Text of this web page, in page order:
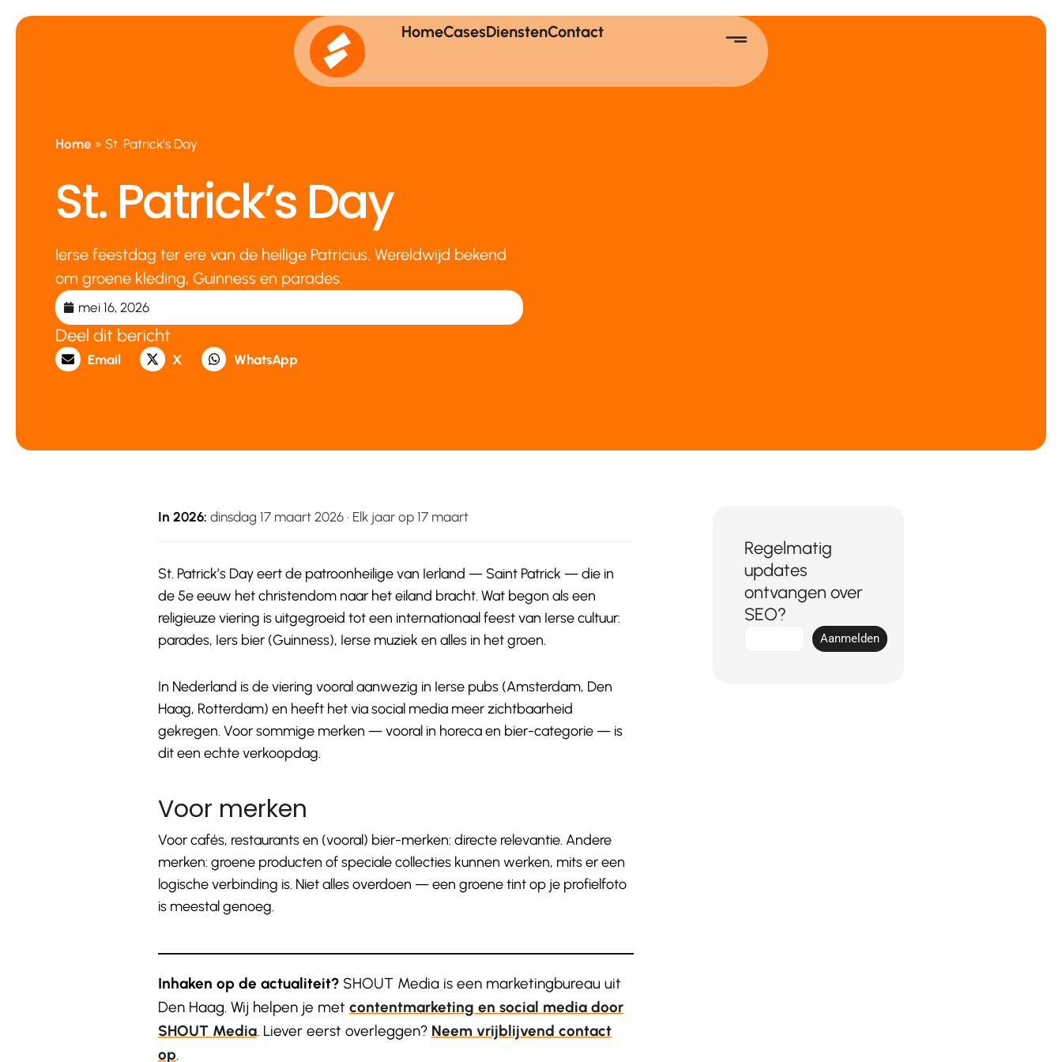
naar
HomeCasesDienstenContact
Home » St. Patrick’s Day
St. Patrick’s Day
Ierse feestdag ter ere van de heilige Patricius. Wereldwijd bekend
om groene kleding, Guinness en parades.
mei 16, 2026
Deel dit bericht
Email X WhatsApp
In 2026: dinsdag 17 maart 2026 · Elk jaar op 17 maart
St. Patrick’s Day eert de patroonheilige van Ierland — Saint Patrick — die in
de 5e eeuw het christendom naar het eiland bracht. Wat begon als een
religieuze viering is uitgegroeid tot een internationaal feest van Ierse cultuur:
parades, Iers bier (Guinness), Ierse muziek en alles in het groen.
In Nederland is de viering vooral aanwezig in Ierse pubs (Amsterdam, Den
Haag, Rotterdam) en heeft het via social media meer zichtbaarheid
gekregen. Voor sommige merken — vooral in horeca en bier-categorie — is
dit een echte verkoopdag.
Voor merken
Voor cafés, restaurants en (vooral) bier-merken: directe relevantie. Andere
merken: groene producten of speciale collecties kunnen werken, mits er een
logische verbinding is. Niet alles overdoen — een groene tint op je profielfoto
is meestal genoeg.
Inhaken op de actualiteit? SHOUT Media is een marketingbureau uit
Den Haag. Wij helpen je met contentmarketing en social media door
SHOUT Media. Liever eerst overleggen? Neem vrijblijvend contact
op.
Regelmatig
updates
ontvangen over
SEO?
Aanmelden